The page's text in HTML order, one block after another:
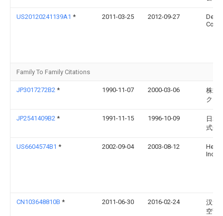
US20120241139A1 * 2011-03-25 2012-09-27
Family To Family Citations
JP3017272B2 * 1990-11-07 2000-03-06
株式
クセ
JP2541409B2 * 1991-11-15 1996-10-09
日本
式会
US6604574B1 * 2002-09-04 2003-08-12
Inc.
CN103648810B * 2011-06-30 2016-02-24
汉拿
空调